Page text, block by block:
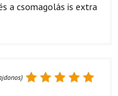
a csomagolás is extra